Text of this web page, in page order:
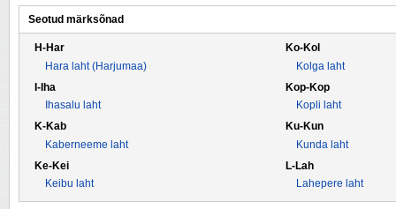
Seotud märksõnad
H-Har
Hara laht (Harjumaa)
I-Iha
Ihasalu laht
K-Kab
Kaberneeme laht
Ke-Kei
Keibu laht
Ko-Kol
Kolga laht
Kop-Kop
Kopli laht
Ku-Kun
Kunda laht
L-Lah
Lahepere laht